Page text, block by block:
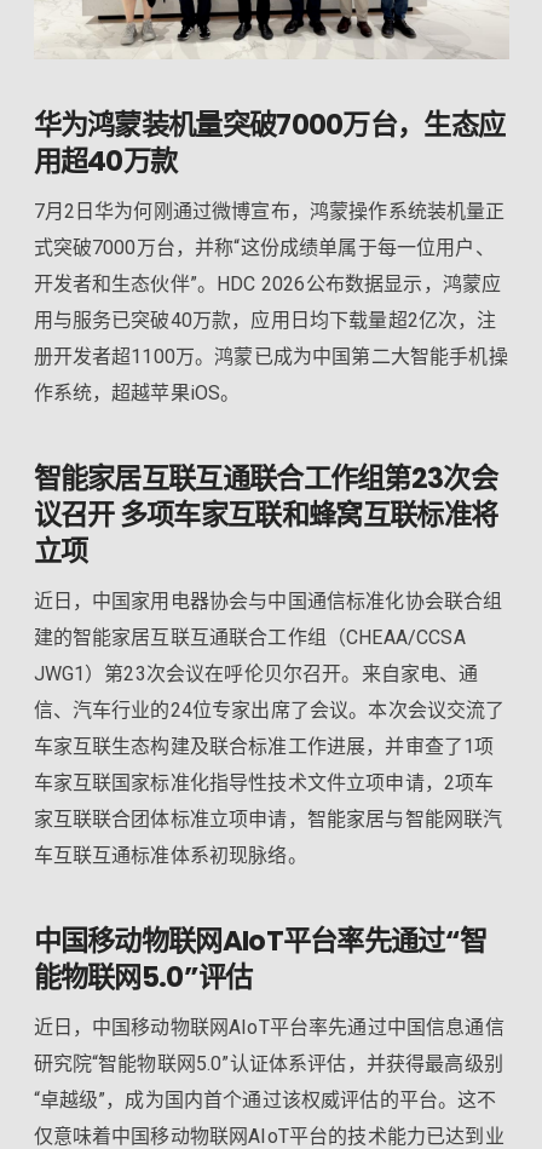
华为鸿蒙装机量突破7000万台，生态应
用超40万款
7月2日华为何刚通过微博宣布，鸿蒙操作系统装机量正
式突破7000万台，并称“这份成绩单属于每一位用户、
开发者和生态伙伴”。HDC 2026公布数据显示，鸿蒙应
用与服务已突破40万款，应用日均下载量超2亿次，注
册开发者超1100万。鸿蒙已成为中国第二大智能手机操
作系统，超越苹果iOS。
智能家居互联互通联合工作组第23次会
议召开 多项车家互联和蜂窝互联标准将
立项
近日，中国家用电器协会与中国通信标准化协会联合组
建的智能家居互联互通联合工作组（CHEAA/CCSA
JWG1）第23次会议在呼伦贝尔召开。来自家电、通
信、汽车行业的24位专家出席了会议。本次会议交流了
车家互联生态构建及联合标准工作进展，并审查了1项
车家互联国家标准化指导性技术文件立项申请，2项车
家互联联合团体标准立项申请，智能家居与智能网联汽
车互联互通标准体系初现脉络。
中国移动物联网AIoT平台率先通过“智
能物联网5.0”评估
近日，中国移动物联网AIoT平台率先通过中国信息通信
研究院“智能物联网5.0”认证体系评估，并获得最高级别
“卓越级”，成为国内首个通过该权威评估的平台。这不
仅意味着中国移动物联网AIoT平台的技术能力已达到业